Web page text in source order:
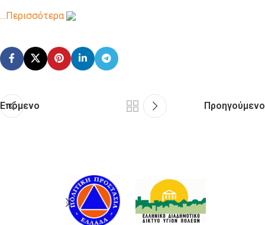
…Περισσότερα
Επόμενο Προηγούμενο